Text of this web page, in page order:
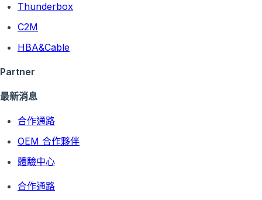
Thunderbox
C2M
HBA&Cable
Partner
最新消息
合作通路
OEM 合作夥伴
體驗中心
合作通路